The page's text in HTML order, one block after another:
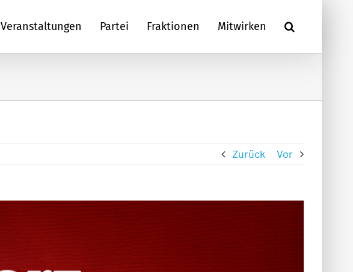
Veranstaltungen Partei Fraktionen Mitwirken
Zurück Vor